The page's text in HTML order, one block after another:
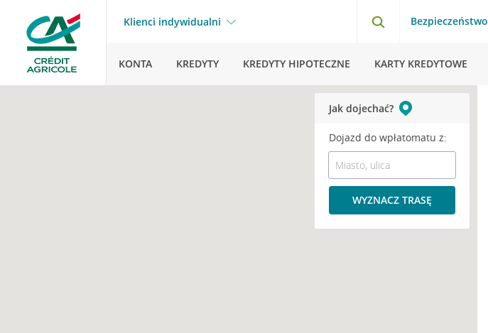
Klienci indywidualni Bezpieczeństwo
KONTA KREDYTY KREDYTY HIPOTECZNE KARTY KREDYTOWE
Jak dojechać?
Dojazd do wpłatomatu z:
WYZNACZ TRASĘ